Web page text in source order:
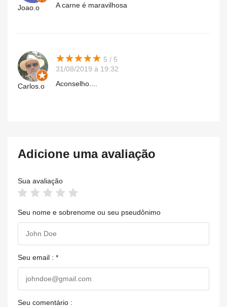
Joao.o A carne é maravilhosa
Carlos.o
★★★★★
★★★★★ 5 / 5
31/08/2019 à 19:32
Aconselho....
Adicione uma avaliação
Sua avaliação
Seu nome e sobrenome ou seu pseudônimo
Seu email : *
Seu comentário :